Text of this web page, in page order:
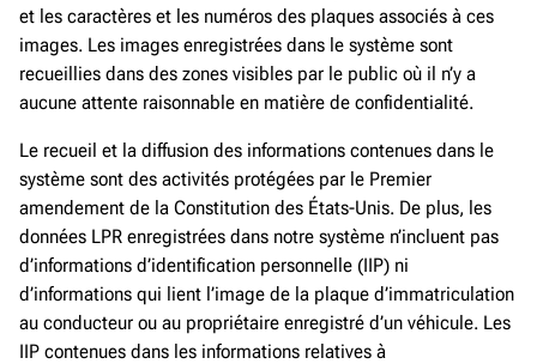
et les caractères et les numéros des plaques associés à ces
images. Les images enregistrées dans le système sont
recueillies dans des zones visibles par le public où il n’y a
aucune attente raisonnable en matière de confidentialité.
Le recueil et la diffusion des informations contenues dans le
système sont des activités protégées par le Premier
amendement de la Constitution des États-Unis. De plus, les
données LPR enregistrées dans notre système n’incluent pas
d’informations d’identification personnelle (IIP) ni
d’informations qui lient l’image de la plaque d’immatriculation
au conducteur ou au propriétaire enregistré d’un véhicule. Les
IIP contenues dans les informations relatives à